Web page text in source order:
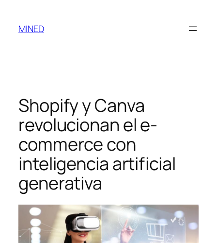
MINED
Shopify y Canva
revolucionan el e-
commerce con
inteligencia artificial
generativa